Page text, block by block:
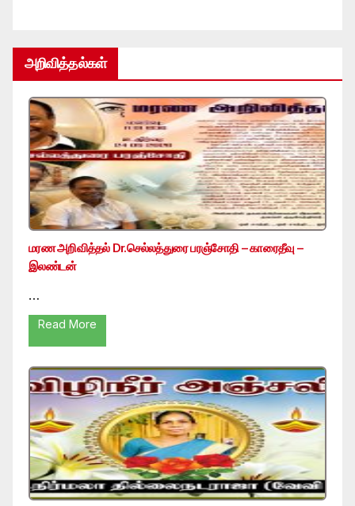
அறிவித்தல்கள்
மரண அறிவித்தல் Dr.செல்லத்துரை பரஞ்சோதி – காரைதீவு –
இலண்டன்
…
Read More